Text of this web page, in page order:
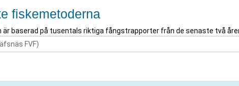
fiskemetoderna
är baserad på tusentals riktiga fångstrapporter från de senaste två